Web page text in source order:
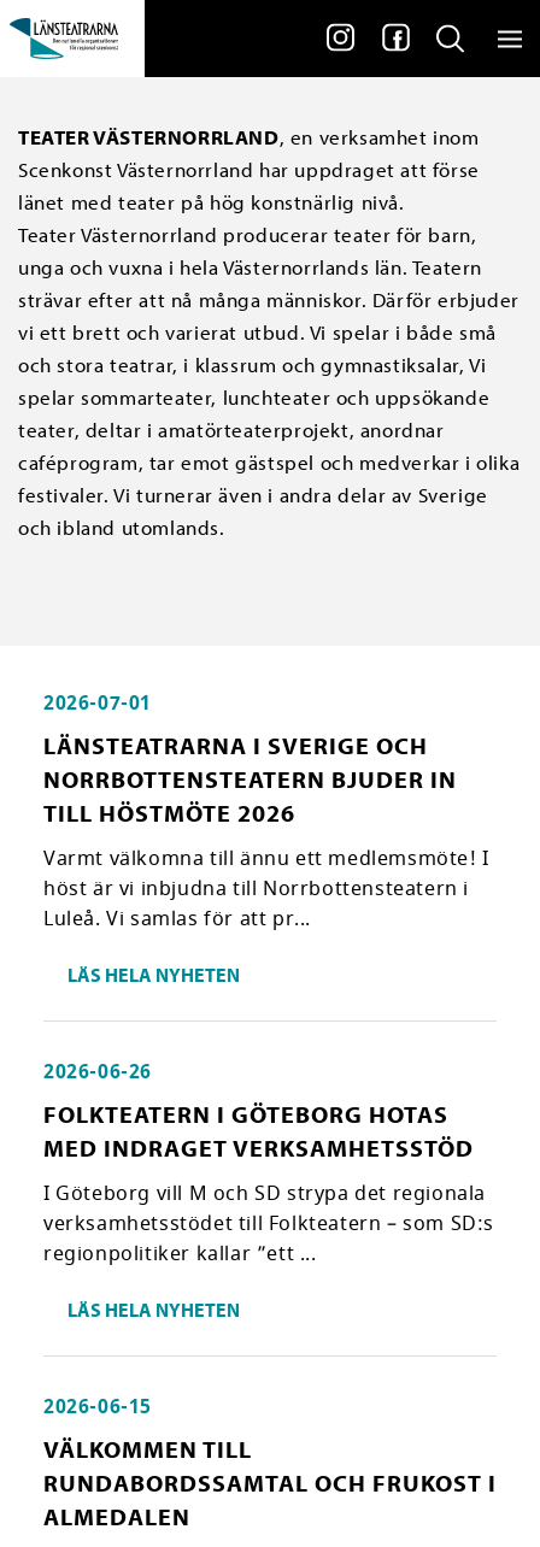
TEATER VÄSTERNORRLAND, en verksamhet inom
Scenkonst Västernorrland har uppdraget att förse
länet med teater på hög konstnärlig nivå.
Teater Västernorrland producerar teater för barn,
unga och vuxna i hela Västernorrlands län. Teatern
strävar efter att nå många människor. Därför erbjuder
vi ett brett och varierat utbud. Vi spelar i både små
och stora teatrar, i klassrum och gymnastiksalar, Vi
spelar sommarteater, lunchteater och uppsökande
teater, deltar i amatörteaterprojekt, anordnar
caféprogram, tar emot gästspel och medverkar i olika
festivaler. Vi turnerar även i andra delar av Sverige
och ibland utomlands.
2026-07-01
LÄNSTEATRARNA I SVERIGE OCH
NORRBOTTENSTEATERN BJUDER IN
TILL HÖSTMÖTE 2026
Varmt välkomna till ännu ett medlemsmöte! I
höst är vi inbjudna till Norrbottensteatern i
Luleå. Vi samlas för att pr...
LÄS HELA NYHETEN
2026-06-26
FOLKTEATERN I GÖTEBORG HOTAS
MED INDRAGET VERKSAMHETSSTÖD
I Göteborg vill M och SD strypa det regionala
verksamhetsstödet till Folkteatern – som SD:s
regionpolitiker kallar ”ett ...
LÄS HELA NYHETEN
2026-06-15
VÄLKOMMEN TILL
RUNDABORDSSAMTAL OCH FRUKOST I
ALMEDALEN